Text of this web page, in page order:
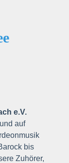
e.V.
auf
bis
Zuhörer,